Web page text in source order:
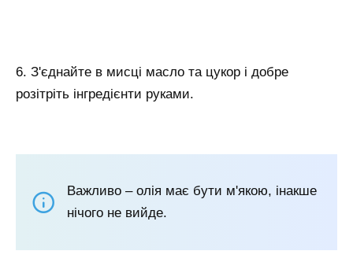
6. З'єднайте в мисці масло та цукор і добре
розітріть інгредієнти руками.
Важливо – олія має бути м'якою, інакше
нічого не вийде.